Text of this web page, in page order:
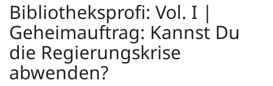
Bibliotheksprofi: Vol. I |
Geheimauftrag: Kannst Du
die Regierungskrise
abwenden?